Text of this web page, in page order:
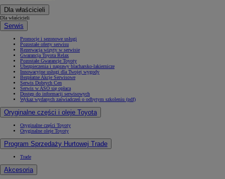
Dla właścicieli
Dla właścicieli
Serwis
Promocje i sezonowe usługi
Pozostałe oferty serwisu
Rezerwacja wizyty w serwisie
Gwarancja Toyota Relax
Pozostałe Gwarancje Toyoty
Ubezpieczenia i naprawy blacharsko-lakiernicze
Innowacyjne usługi dla Twojej wygody
Bezpłatne Akcje Serwisowe
Serwis Dobrych Cen
Serwis w ASO się opłaca
Dostęp do informacji serwisowych
Wykaz wydanych zaświadczeń o odbytym szkoleniu (pdf)
Oryginalne części i oleje Toyota
Oryginalne części Toyoty
Oryginalne oleje Toyoty
Program Sprzedaży Hurtowej Trade
Trade
Akcesoria